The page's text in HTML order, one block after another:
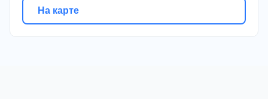
На карте